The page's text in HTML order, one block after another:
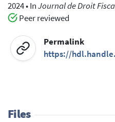
2024•InJournal de Droit
Peer reviewed
Permalink
https://
Files